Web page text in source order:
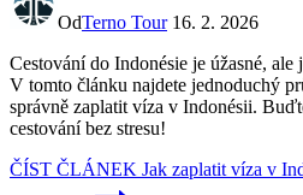
OdTerno Tour 16. 2. 2026
Cestování do Indonésie je úžasné,
V tomto článku najdete jednoduchý
správně zaplatit víza v Indonésii.
cestování bez stresu!
ČÍST ČLÁNEK Jak zaplatit víza v